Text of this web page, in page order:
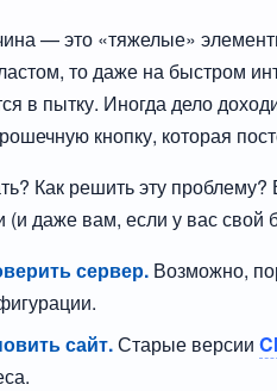
— это «тяжелые»
то даже на быстром
в пытку. Иногда дело
кнопку, которая
Как решить эту
(и даже вам, если у вас свой
сервер. Возможно,
сайт.Старые версии